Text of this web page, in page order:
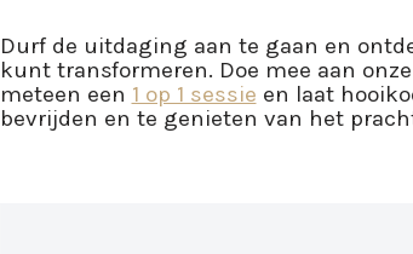
Durf de uitdaging aan te gaan en
kunt transformeren. Doe mee aan onze
meteen een 1 op 1 sessie en laat
bevrijden en te genieten van het